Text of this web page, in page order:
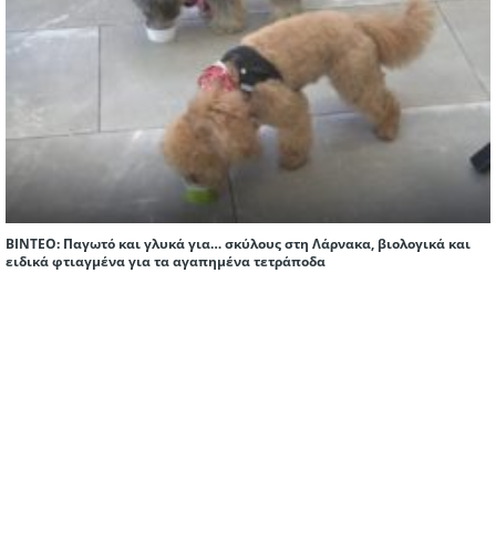
ΒΙΝΤΕΟ: Παγωτό και γλυκά για… σκύλους στη Λάρνακα, βιολογικά και
ειδικά φτιαγμένα για τα αγαπημένα τετράποδα